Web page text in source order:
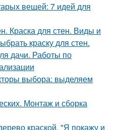
вещей: 7 идей для
Краска для стен. Виды и
краску для стен.
дачи. Работы по
выбора: выделяем
Монтаж и сборка
краской. "Я покажу и